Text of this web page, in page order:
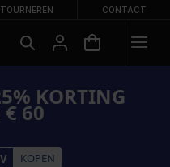
CONTACT
KORTING
€ 60
V KOPEN